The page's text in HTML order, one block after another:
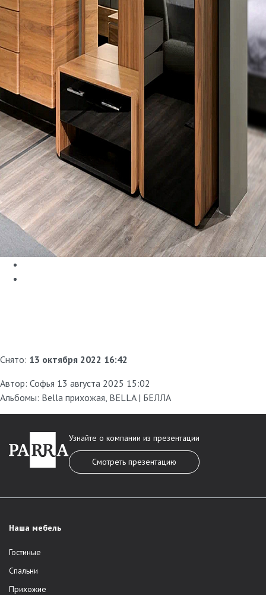
Снято: 13 октября 2022 16:42
Автор: Софья 13 августа 2025 15:02
Альбомы: Bella прихожая, BELLA | БЕЛЛА
Наша мебель
Гостиные
Спальни
Прихожие
Узнайте о компании из презентации
Смотреть презентацию